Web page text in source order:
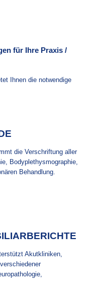
für Ihre Praxis /
Ihnen die notwendige
die Verschriftung aller
Bodyplethysmographie,
Behandlung.
Akutkliniken,